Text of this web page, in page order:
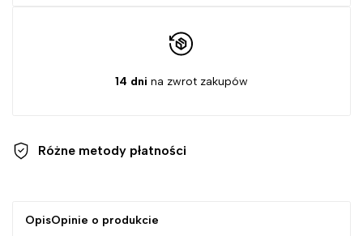
14 dni na zwrot zakupów
Różne metody płatności
OpisOpinie o produkcie